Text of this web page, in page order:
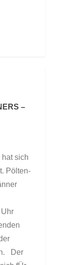
–
hat sich
Pölten-
Der